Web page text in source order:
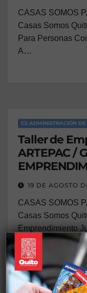
CASAS SOMOS
Casas Somos
Para Personas
A…
CS ADMINISTRACIÓN
Taller de
ARTEPAC /
19 DE AGOSTO
CASAS SOMOS
Casas Somos
Emprendimiento
GENERACIÓN
Modalidad…